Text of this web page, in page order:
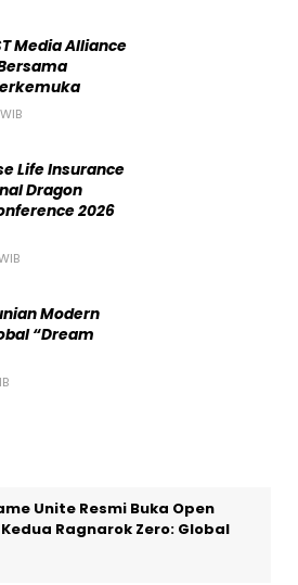
Media Alliance
Life Insurance
Dragon
2026
Modern
“Dream
Unite Resmi Buka Open
Ragnarok Zero: Global